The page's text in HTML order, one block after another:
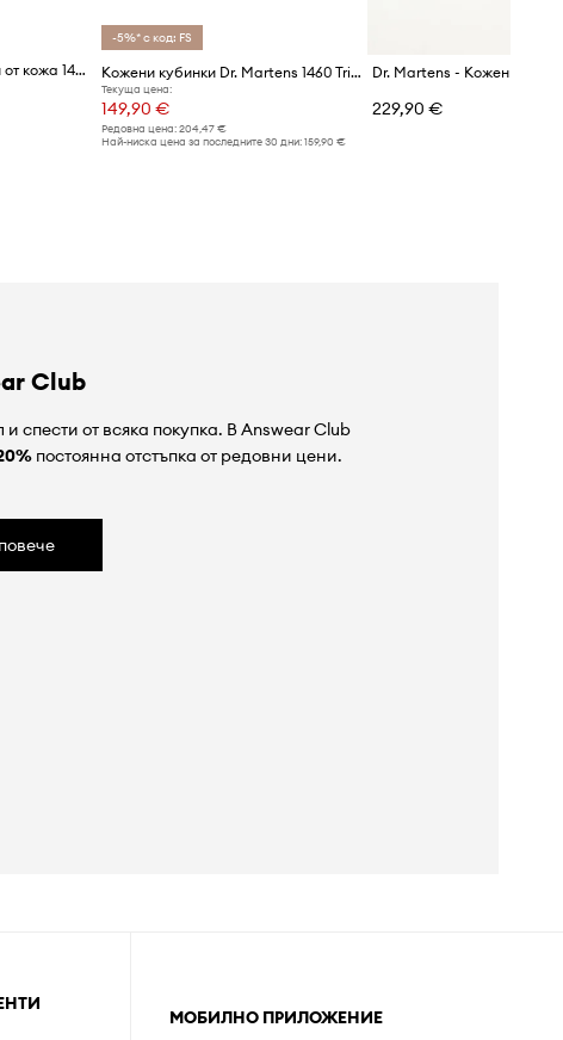
Dr. Martens боти дамски от кожа 1460 Croco
-5%* с код: FS
Кожени кубинки Dr. Martens 1460 Trinity
Текуща цена:
149,90 €
Редовна цена:204,47 €
Най-ниска цена за последните 30 дни:159,90 €
229,90 €
Club
спести от всяка покупка. В Answear Club
постоянна отстъпка от редовни цени.
МОБИЛНО ПРИЛОЖЕНИЕ